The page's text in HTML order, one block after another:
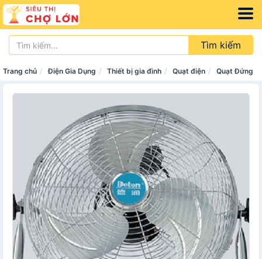
Tìm kiếm
Trang chủ Điện Gia Dụng Thiết bị gia đình Quạt điện Quạt Đứng